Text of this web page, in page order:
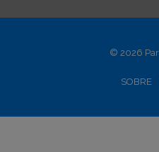
© 2026
SOBRE